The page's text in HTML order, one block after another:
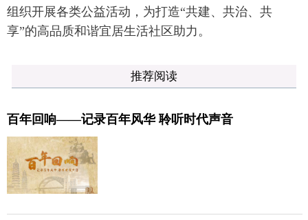
组织开展各类公益活动，为打造“共建、共治、共
享”的高品质和谐宜居生活社区助力。
推荐阅读
百年回响——记录百年风华 聆听时代声音